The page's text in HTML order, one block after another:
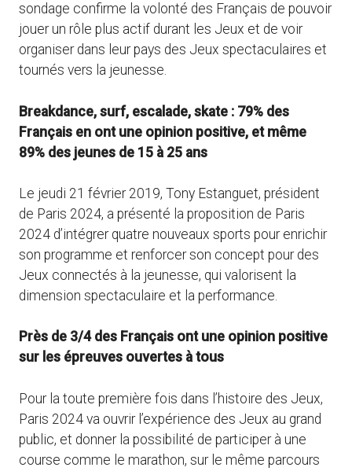
sondage confirme la volonté des Français de pouvoir
jouer un rôle plus actif durant les Jeux et de voir
organiser dans leur pays des Jeux spectaculaires et
tournés vers la jeunesse.
Breakdance, surf, escalade, skate : 79% des
Français en ont une opinion positive, et même
89% des jeunes de 15 à 25 ans
Le jeudi 21 février 2019, Tony Estanguet, président
de Paris 2024, a présenté la proposition de Paris
2024 d’intégrer quatre nouveaux sports pour enrichir
son programme et renforcer son concept pour des
Jeux connectés à la jeunesse, qui valorisent la
dimension spectaculaire et la performance.
Près de 3/4 des Français ont une opinion positive
sur les épreuves ouvertes à tous
Pour la toute première fois dans l’histoire des Jeux,
Paris 2024 va ouvrir l’expérience des Jeux au grand
public, et donner la possibilité de participer à une
course comme le marathon, sur le même parcours